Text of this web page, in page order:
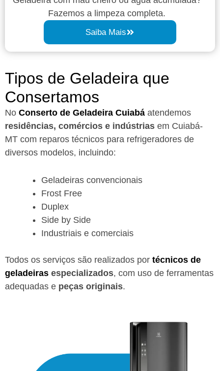
Fazemos a limpeza completa.
Saiba Mais
Tipos de Geladeira que
Consertamos
No Conserto de Geladeira Cuiabá atendemos
residências, comércios e indústrias em Cuiabá-
MT com reparos técnicos para refrigeradores de
diversos modelos, incluindo:
Geladeiras convencionais
Frost Free
Duplex
Side by Side
Industriais e comerciais
Todos os serviços são realizados por técnicos de
geladeiras especializados, com uso de ferramentas
adequadas e peças originais.